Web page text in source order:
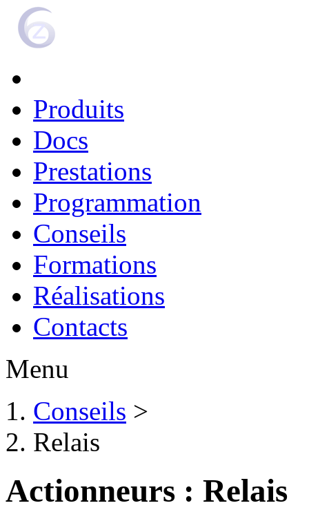
Produits
Docs
Prestations
Programmation
Conseils
Formations
Réalisations
Contacts
Menu
Conseils >
Relais
Actionneurs : Relais